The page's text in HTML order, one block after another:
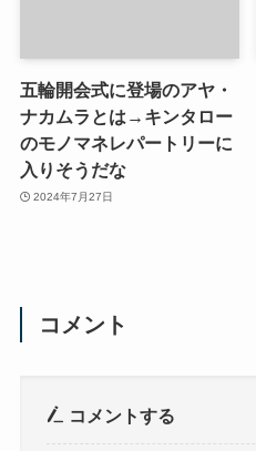
五輪開会式に登場のアヤ・
ナカムラとは→キンタロー
のモノマネレパートリーに
入りそうだな
2024年7月27日
コメント
コメントする